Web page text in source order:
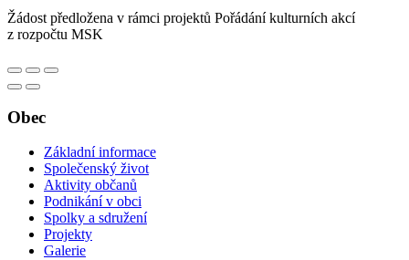
Žádost předložena v rámci projektů Pořádání kulturních akcí
z rozpočtu MSK
Obec
Základní informace
Společenský život
Aktivity občanů
Podnikání v obci
Spolky a sdružení
Projekty
Galerie